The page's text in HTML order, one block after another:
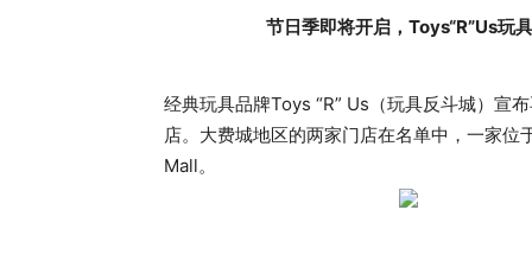
节日季即将开启，Toys“R”Us玩
经典玩具品牌Toys “R” Us（玩具反斗城）宣
店。大费城地区的两家门店在名单中，一家
Mall。